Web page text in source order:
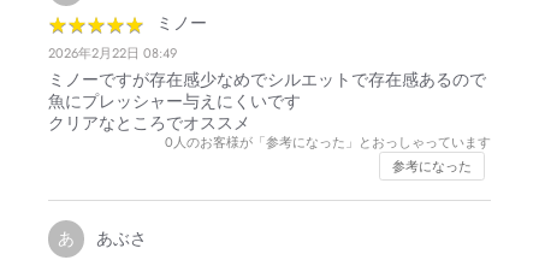
★★★★★
★★★★★ ミノー
2026年2月22日 08:49
ミノーですが存在感少なめでシルエットで存在感あるので
魚にプレッシャー与えにくいです
クリアなところでオススメ
0人のお客様が「参考になった」とおっしゃっています
参考になった
あ あぶさ